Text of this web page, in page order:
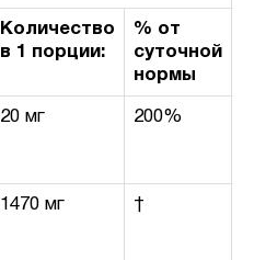
Количество
в 1 порции:
% от
суточной
нормы
20 мг 200%
1470 мг †